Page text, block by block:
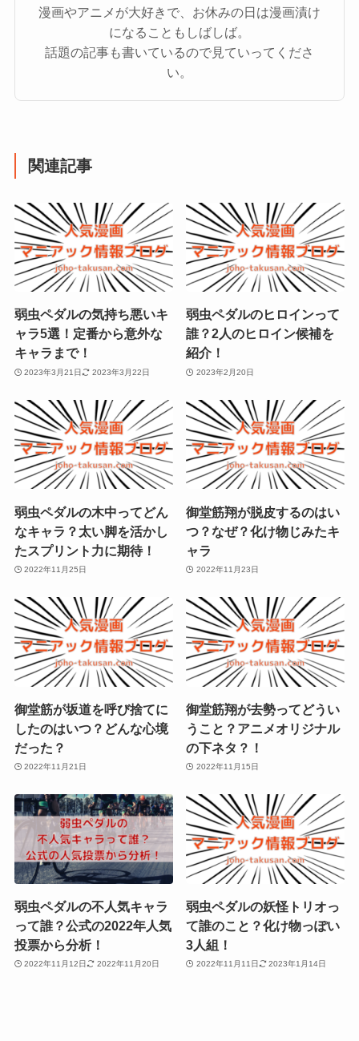
漫画やアニメが大好きで、お休みの日は漫画漬け
になることもしばしば。
話題の記事も書いているので見ていってくださ
い。
関連記事
弱虫ペダルの気持ち悪いキ
ャラ5選！定番から意外な
キャラまで！
2023年3月21日 2023年3月22日
弱虫ペダルのヒロインって
誰？2人のヒロイン候補を
紹介！
2023年2月20日
弱虫ペダルの木中ってどん
なキャラ？太い脚を活かし
たスプリント力に期待！
2022年11月25日
御堂筋翔が脱皮するのはい
つ？なぜ？化け物じみたキ
ャラ
2022年11月23日
御堂筋が坂道を呼び捨てに
したのはいつ？どんな心境
だった？
2022年11月21日
御堂筋翔が去勢ってどうい
うこと？アニメオリジナル
の下ネタ？！
2022年11月15日
弱虫ペダルの不人気キャラ
って誰？公式の2022年人気
投票から分析！
2022年11月12日 2022年11月20日
弱虫ペダルの妖怪トリオっ
て誰のこと？化け物っぽい
3人組！
2022年11月11日 2023年1月14日